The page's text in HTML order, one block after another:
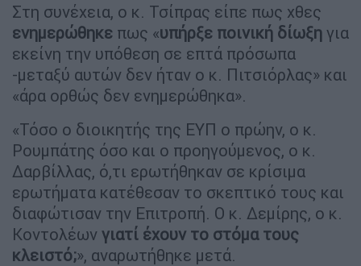
Στη συνέχεια, ο κ. Τσίπρας είπε πως χθες
ενημερώθηκε πως «υπήρξε ποινική δίωξη για
εκείνη την υπόθεση σε επτά πρόσωπα
-μεταξύ αυτών δεν ήταν ο κ. Πιτσιόρλας» και
«άρα ορθώς δεν ενημερώθηκα».
«Τόσο ο διοικητής της ΕΥΠ ο πρώην, ο κ.
Ρουμπάτης όσο και ο προηγούμενος, ο κ.
Δαρβίλλας, ό,τι ερωτήθηκαν σε κρίσιμα
ερωτήματα κατέθεσαν το σκεπτικό τους και
διαφώτισαν την Επιτροπή. Ο κ. Δεμίρης, ο κ.
Κοντολέων γιατί έχουν το στόμα τους
κλειστό;», αναρωτήθηκε μετά.